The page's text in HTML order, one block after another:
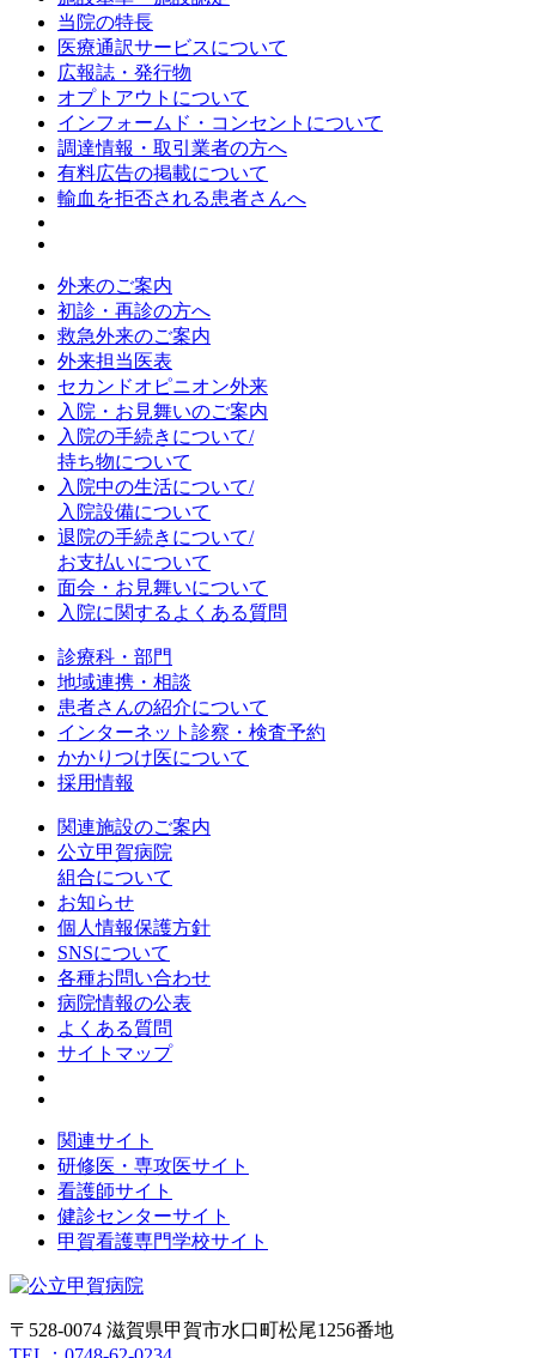
当院の特長
医療通訳サービスについて
広報誌・発行物
オプトアウトについて
インフォームド・コンセントについて
調達情報・取引業者の方へ
有料広告の掲載について
輸血を拒否される患者さんへ
外来のご案内
初診・再診の方へ
救急外来のご案内
外来担当医表
セカンドオピニオン外来
入院・お見舞いのご案内
入院の手続きについて/
持ち物について
入院中の生活について/
入院設備について
退院の手続きについて/
お支払いについて
面会・お見舞いについて
入院に関するよくある質問
診療科・部門
地域連携・相談
患者さんの紹介について
インターネット診察・検査予約
かかりつけ医について
採用情報
関連施設のご案内
公立甲賀病院
組合について
お知らせ
個人情報保護方針
SNSについて
各種お問い合わせ
病院情報の公表
よくある質問
サイトマップ
関連サイト
研修医・専攻医サイト
看護師サイト
健診センターサイト
甲賀看護専門学校サイト
〒528-0074 滋賀県甲賀市水口町松尾1256番地